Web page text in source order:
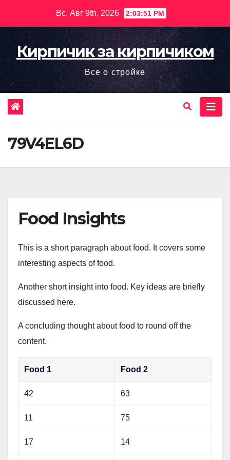
содержимому
Вс. Авг 9th, 2026 2:03:52 PM
Кирпичик за кирпичиком
Все о стройке
79V4EL6D
Food Insights
This is a short paragraph about food. It covers some
interesting aspects of food.
Another short insight into food. Key ideas are briefly
discussed here.
A concluding thought about food to round off the
content.
Food 1 Food 2
42 63
11 75
17 14